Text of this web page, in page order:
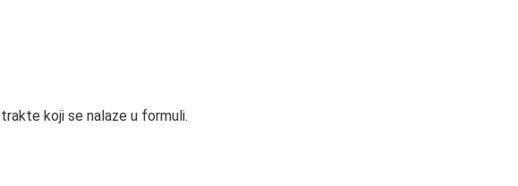
koji se nalaze u formuli.